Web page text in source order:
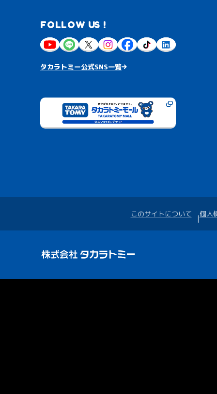
FOLLOW US !
タカラトミー公式SNS一覧
このサイトについて 個人